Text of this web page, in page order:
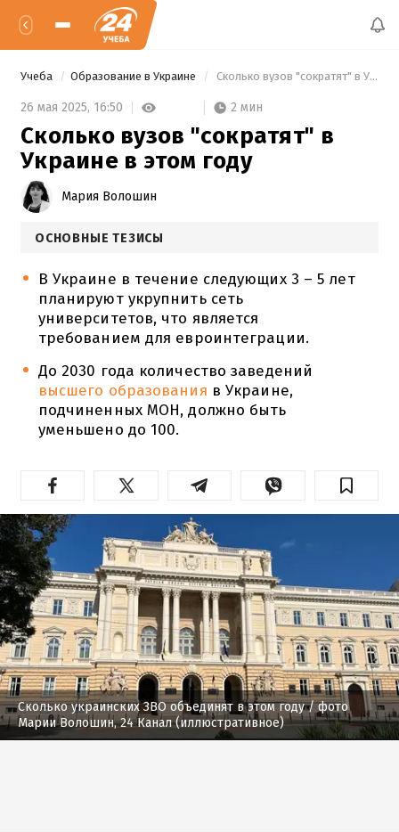
Учеба Образование в Украине Сколько вузов "сократят" в Украине в этом году
26 мая 2025, 16:50 2 мин
Сколько вузов "сократят" в
Украине в этом году
Мария Волошин
ОСНОВНЫЕ ТЕЗИСЫ
В Украине в течение следующих 3 – 5 лет
планируют укрупнить сеть
университетов, что является
требованием для евроинтеграции.
До 2030 года количество заведений
высшего образования в Украине,
подчиненных МОН, должно быть
уменьшено до 100.
Сколько украинских ЗВО объединят в этом году/ фото
Марии Волошин, 24 Канал (иллюстративное)